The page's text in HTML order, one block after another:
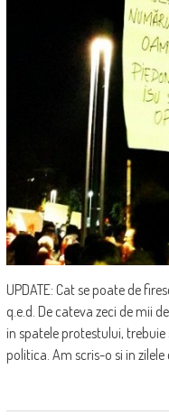
UPDATE: Cat se poate de
q.e.d. De cateva zeci de mii
in spatele protestului,
politica. Am scris-o si in